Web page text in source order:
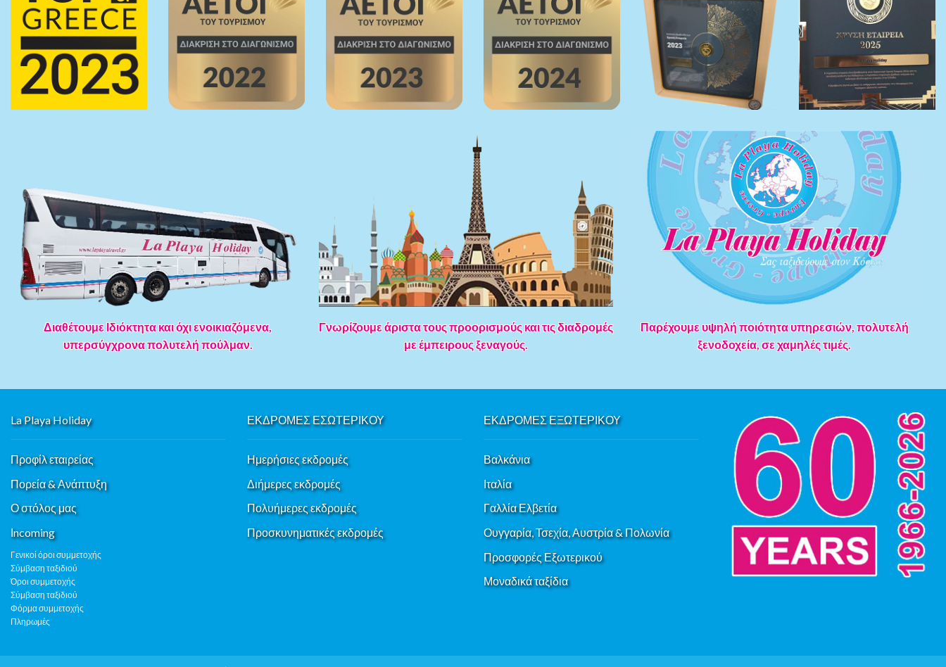
Διαθέτουμε Ιδιόκτητα και όχι ενοικιαζόμενα,
υπερσύγχρονα πολυτελή πούλμαν.
Γνωρίζουμε άριστα τους προορισμούς και τις διαδρομές
με έμπειρους ξεναγούς.
Παρέχουμε υψηλή ποιότητα υπηρεσιών, πολυτελή
ξενοδοχεία, σε χαμηλές τιμές.
La Playa Holiday
Προφίλ εταιρείας
Πορεία & Ανάπτυξη
Ο στόλος μας
Ιncoming
Γενικοί όροι συμμετοχής
Σύμβαση ταξιδιού
Όροι συμμετοχής
Σύμβαση ταξιδιού
Φόρμα συμμετοχής
Πληρωμές
ΕΚΔΡΟΜΕΣ ΕΣΩΤΕΡΙΚΟΥ
Ημερήσιες εκδρομές
Διήμερες εκδρομές
Πολυήμερες εκδρομές
Προσκυνηματικές εκδρομές
ΕΚΔΡΟΜΕΣ ΕΞΩΤΕΡΙΚΟΥ
Βαλκάνια
Ιταλία
Γαλλία Ελβετία
Ουγγαρία, Τσεχία, Αυστρία & Πολωνία
Προσφορές Εξωτερικού
Μοναδικά ταξίδια